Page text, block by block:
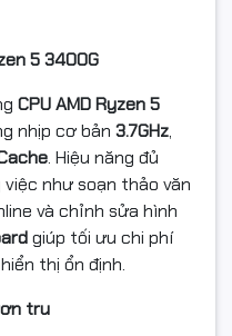
5 3400G
CPU AMD Ryzen 5
nhịp cơ bản 3.7GHz,
. Hiệu năng đủ
như soạn thảo văn
và chỉnh sửa hình
giúp tối ưu chi phí
thị ổn định.
tru